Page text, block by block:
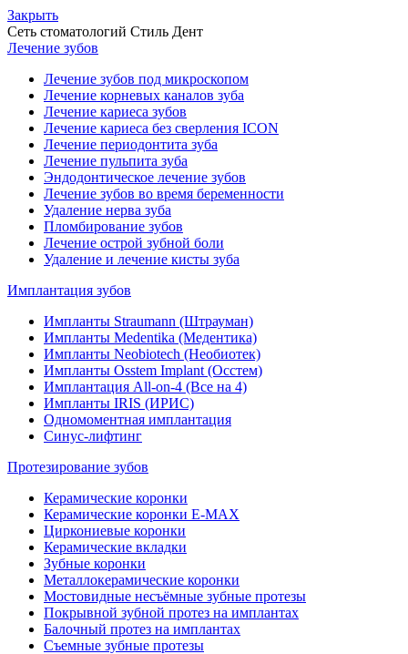
Закрыть
Сеть стоматологий Стиль Дент
Лечение зубов
Лечение зубов под микроскопом
Лечение корневых каналов зуба
Лечение кариеса зубов
Лечение кариеса без сверления ICON
Лечение периодонтита зуба
Лечение пульпита зуба
Эндодонтическое лечение зубов
Лечение зубов во время беременности
Удаление нерва зуба
Пломбирование зубов
Лечение острой зубной боли
Удаление и лечение кисты зуба
Имплантация зубов
Импланты Straumann (Штрауман)
Импланты Medentika (Медентика)
Импланты Neobiotech (Необиотек)
Импланты Osstem Implant (Осстем)
Имплантация All-on-4 (Все на 4)
Импланты IRIS (ИРИС)
Одномоментная имплантация
Синус-лифтинг
Протезирование зубов
Керамические коронки
Керамические коронки E-MAX
Циркониевые коронки
Керамические вкладки
Зубные коронки
Металлокерамические коронки
Мостовидные несъёмные зубные протезы
Покрывной зубной протез на имплантах
Балочный протез на имплантах
Съемные зубные протезы